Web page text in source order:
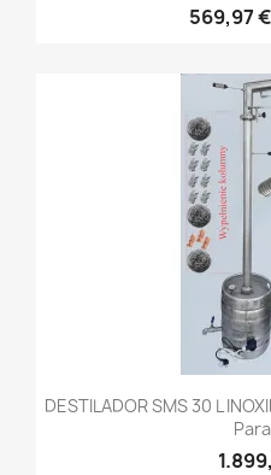
569,97 €
DESTILADOR SMS 30 L